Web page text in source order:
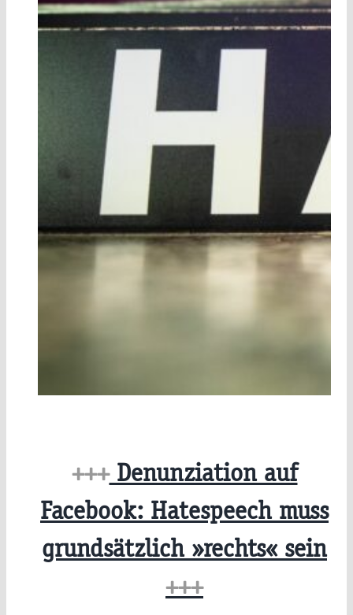
+++Denunziation auf
Facebook: Hatespeech muss
grundsätzlich »rechts« sein
+++